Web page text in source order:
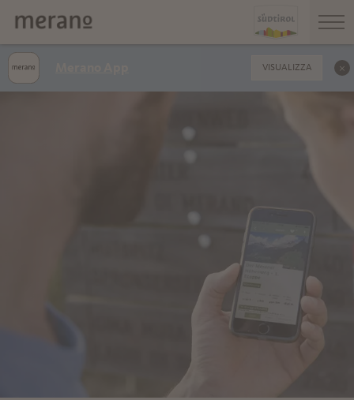
VISUALIZZA